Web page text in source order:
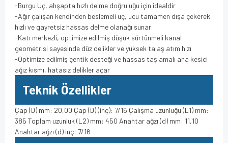
-Burgu Uç, ahşapta hızlı delme doğruluğu için idealdir
-Ağır çalışan kendinden beslemeli uç, ucu tamamen dışa çekerek
hızlı ve gayretsiz hassas delme olanağı sunar
-Katı merkezli, optimize edilmiş düşük sürtünmeli kanal
geometrisi sayesinde düz delikler ve yüksek talaş atım hızı
-Optimize edilmiş çentik desteği ve hassas taşlamalı ana kesici
ağız kısmı, hatasız delikler açar
Teknik Özellikler
Çap (D) mm: 20,00 Çap (D) (inç): 7/16 Çalışma uzunluğu (L1) mm:
385 Toplam uzunluk (L2) mm: 450 Anahtar ağzı (d) mm: 11,10
Anahtar ağzı (d) inç: 7/16